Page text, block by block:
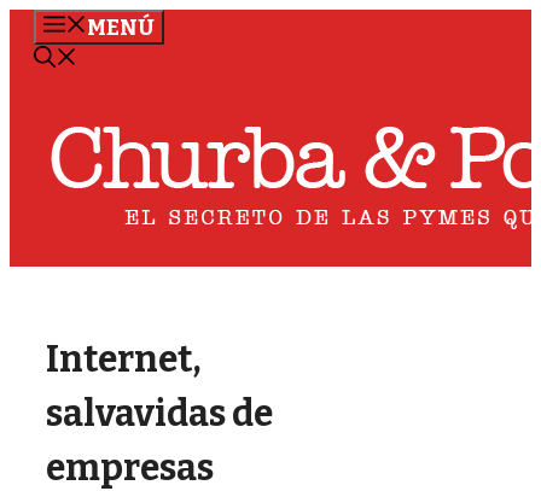
Saltar
MENÚ
Internet,
salvavidas de
empresas